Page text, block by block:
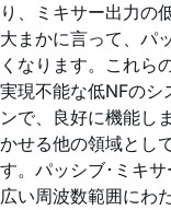
り、ミキサー出力の
大まかに言って、パ
くなります。これら
実現不能な低NFのシ
ンで、良好に機能し
かせる他の領域とし
す。パッシブ･ミキ
広い周波数範囲にわ